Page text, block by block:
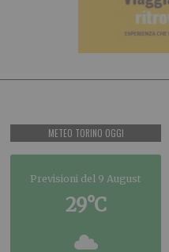
METEO TORINO OGGI
Previsioni del 9 August
29°C